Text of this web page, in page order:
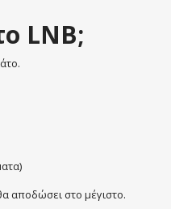
LNB;
αποδώσει στο μέγιστο.